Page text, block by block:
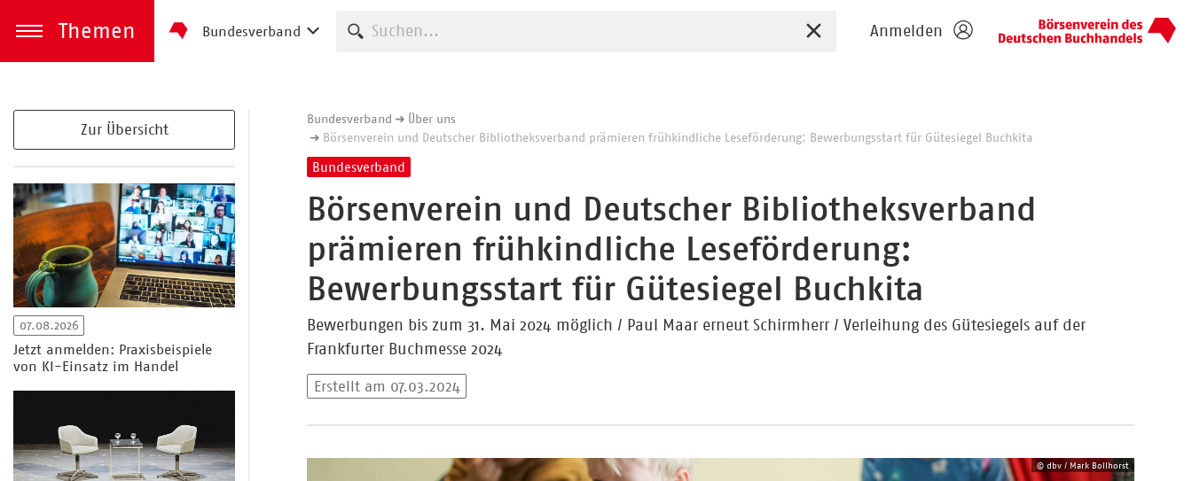
zum Inhalt springen
Themen
Menü öffnen
Bundesverband Suche starten Sucheingabe zurücksetzen
Anmelden
Bundesverband
Über uns
Börsenverein und Deutscher Bibliotheksverband prämieren frühkindliche Leseförderung: Bewerbungsstart für Gütesiegel Buchkita
Bundesverband
Börsenverein und Deutscher Bibliotheksverband
prämieren frühkindliche Leseförderung:
Bewerbungsstart für Gütesiegel Buchkita
Bewerbungen bis zum 31. Mai 2024 möglich / Paul Maar erneut Schirmherr / Verleihung des Gütesiegels auf der
Frankfurter Buchmesse 2024
Erstellt am 07.03.2024
© dbv / Mark Bollhorst
Zur Übersicht
07.08.2026
Jetzt anmelden: Praxisbeispiele
von KI-Einsatz im Handel